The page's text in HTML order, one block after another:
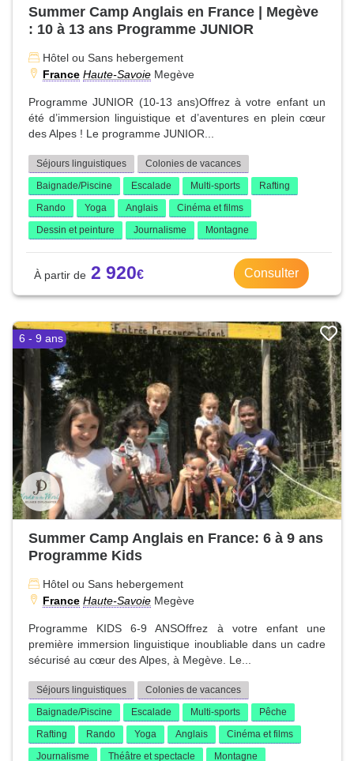
Summer Camp Anglais en France | Megève
: 10 à 13 ans Programme JUNIOR
Hôtel ou Sans hebergement
France Haute-Savoie Megève
Programme JUNIOR (10-13 ans)Offrez à votre enfant un
été d’immersion linguistique et d’aventures en plein cœur
des Alpes ! Le programme JUNIOR...
Séjours linguistiques
Colonies de vacances
Baignade/Piscine
Escalade Multi-sports
Rafting
Rando
Yoga Anglais
Cinéma et films
Dessin et peinture
Journalisme Montagne
2 920 Consulter
6 - 9 ans
Summer Camp Anglais en France: 6 à 9 ans
Programme Kids
Hôtel ou Sans hebergement
France Haute-Savoie Megève
Programme KIDS 6-9 ANSOffrez à votre enfant une
première immersion linguistique inoubliable dans un cadre
sécurisé au cœur des Alpes, à Megève. Le...
Séjours linguistiques
Colonies de vacances
Baignade/Piscine
Escalade Multi-sports
Pêche
Rafting
Rando Yoga Anglais
Cinéma et films
Journalisme
Théâtre et spectacle Montagne